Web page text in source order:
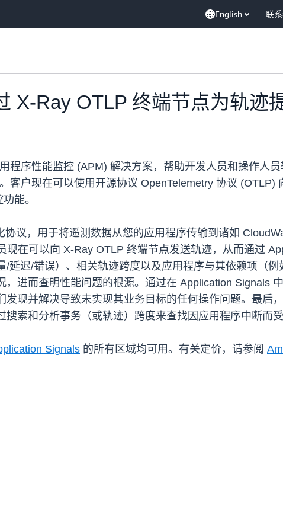
English 联
X-Ray OTLP 终端节点为轨迹
程序性能监控 (APM) 解决方案，帮助开发人员和操作人
客户现在可以使用开源协议 OpenTelemetry 协议 (OTLP)
能。
议，用于将遥测数据从您的应用程序传输到诸如
现在可以向 X-Ray OTLP 终端节点发送轨迹，从而通过
延迟/错误）、相关轨迹跨度以及应用程序与其依赖项（
进而查明性能问题的根源。通过在 Application Signals
现并解决导致未实现其业务目标的任何操作问题。最后
索和分析事务（或轨迹）跨度来查找因应用程序中断而受
Signals 的所有区域均可用。有关定价，请参阅